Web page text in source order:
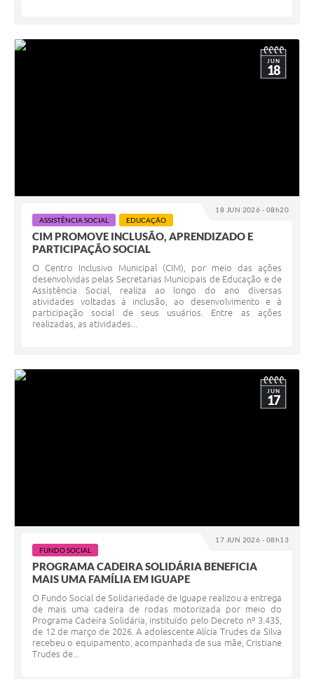
18 JUN 2026 - 08h20
JUN
18
ASSISTÊNCIA SOCIAL EDUCAÇÃO
CIM PROMOVE INCLUSÃO, APRENDIZADO E
PARTICIPAÇÃO SOCIAL
O Centro Inclusivo Municipal (CIM), por meio das ações
desenvolvidas pelas Secretarias Municipais de Educação e de
Assistência Social, realiza ao longo do ano diversas
atividades voltadas à inclusão, ao desenvolvimento e à
participação social de seus usuários. Entre as ações
realizadas, as atividades...
17 JUN 2026 - 08h13
JUN
17
FUNDO SOCIAL
PROGRAMA CADEIRA SOLIDÁRIA BENEFICIA
MAIS UMA FAMÍLIA EM IGUAPE
O Fundo Social de Solidariedade de Iguape realizou a entrega
de mais uma cadeira de rodas motorizada por meio do
Programa Cadeira Solidária, instituído pelo Decreto nº 3.435,
de 12 de março de 2026. A adolescente Alícia Trudes da Silva
recebeu o equipamento, acompanhada de sua mãe, Cristiane
Trudes de...